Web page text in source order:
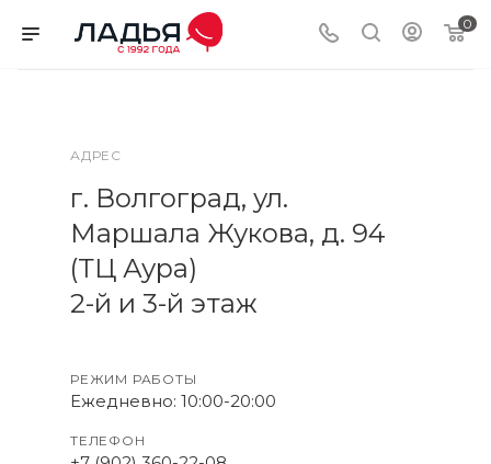
0
АДРЕС
г. Волгоград, ул.
Маршала Жукова, д. 94
(ТЦ Аура)
2-й и 3-й этаж
РЕЖИМ РАБОТЫ
Ежедневно: 10:00-20:00
ТЕЛЕФОН